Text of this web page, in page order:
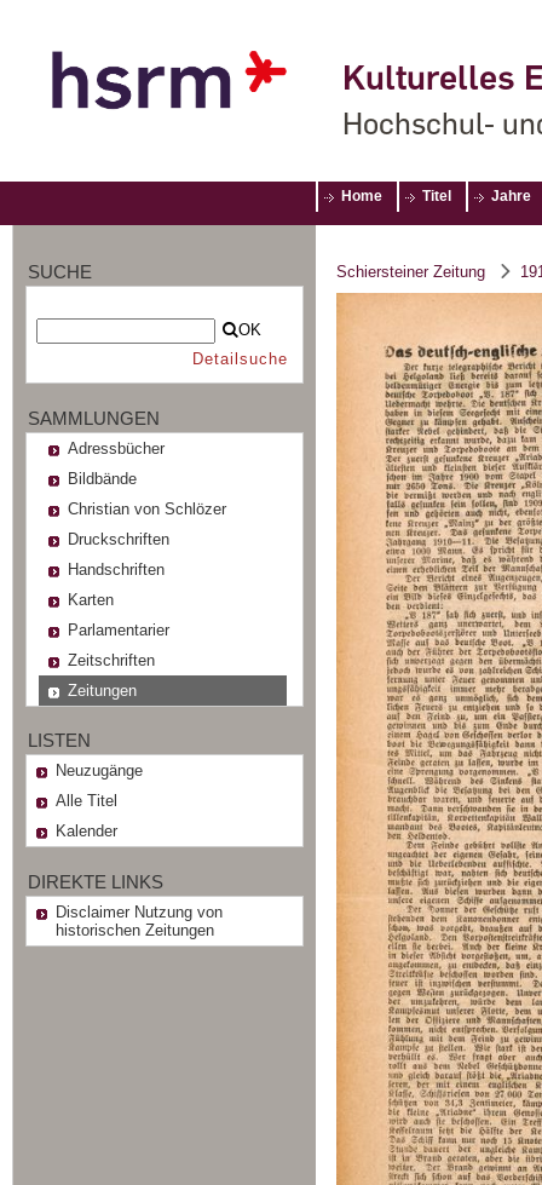
Kulturelles
Hochschul-
Home Titel Jahre
SUCHE
OK
Detailsuche
SAMMLUNGEN
Adressbücher
Bildbände
Christian von Schlözer
Druckschriften
Handschriften
Karten
Parlamentarier
Zeitschriften
Zeitungen
LISTEN
Neuzugänge
Alle Titel
Kalender
DIREKTE LINKS
Disclaimer Nutzung von
historischen Zeitungen
Schiersteiner Zeitung